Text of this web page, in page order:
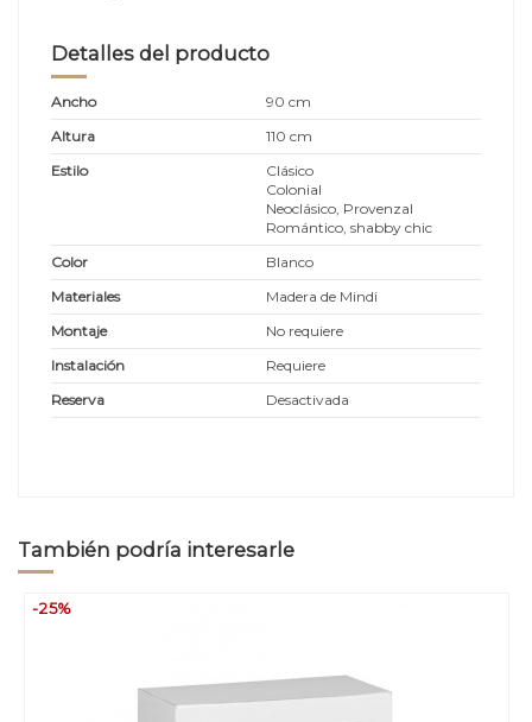
Detalles del producto
Ancho
90 cm
Altura
110 cm
Estilo
Clásico
Colonial
Neoclásico, Provenzal
Romántico, shabby chic
Color
Blanco
Materiales
Madera de Mindi
Montaje
No requiere
Instalación
Requiere
Reserva
Desactivada
También podría interesarle
-25%